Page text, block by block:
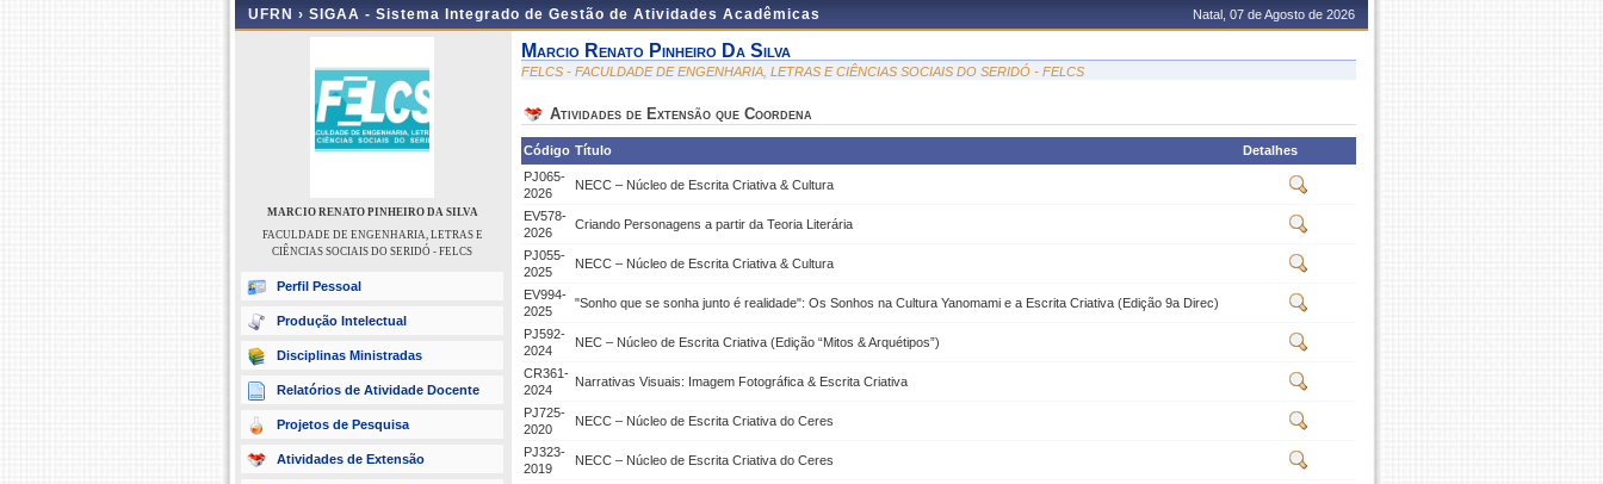
UFRN › SIGAA - Sistema Integrado de Gestão de Atividades Acadêmicas Natal, 07 de Agosto de 2026
MARCIO RENATO PINHEIRO DA SILVA
FACULDADE DE ENGENHARIA, LETRAS E
CIÊNCIAS SOCIAIS DO SERIDÓ - FELCS
Perfil Pessoal
Produção Intelectual
Disciplinas Ministradas
Relatórios de Atividade Docente
Projetos de Pesquisa
Atividades de Extensão
Marcio Renato Pinheiro Da Silva
FELCS - FACULDADE DE ENGENHARIA, LETRAS E CIÊNCIAS SOCIAIS DO SERIDÓ - FELCS
Atividades de Extensão que Coordena
Código Título
Detalhes
PJ065-
2026
NECC – Núcleo de Escrita Criativa & Cultura
EV578-
2026
Criando Personagens a partir da Teoria Literária
PJ055-
2025
NECC – Núcleo de Escrita Criativa & Cultura
EV994-
2025
"Sonho que se sonha junto é realidade": Os Sonhos na Cultura Yanomami e a Escrita Criativa (Edição 9a Direc)
PJ592-
2024
NEC – Núcleo de Escrita Criativa (Edição “Mitos & Arquétipos”)
CR361-
2024
Narrativas Visuais: Imagem Fotográfica & Escrita Criativa
PJ725-
2020
NECC – Núcleo de Escrita Criativa do Ceres
PJ323-
2019
NECC – Núcleo de Escrita Criativa do Ceres